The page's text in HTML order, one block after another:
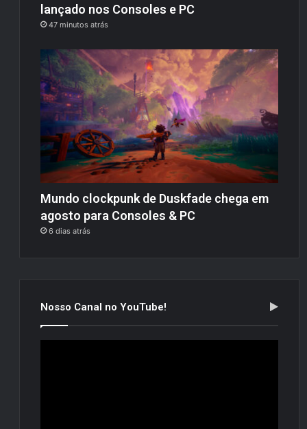
lançado nos Consoles e PC
47 minutos atrás
Mundo clockpunk de Duskfade chega em
agosto para Consoles & PC
6 dias atrás
Nosso Canal no YouTube!